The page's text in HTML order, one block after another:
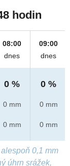
hodin
08:00
dnes
0 %
0 mm
0 mm
09:00
dnes
0 %
0 mm
0 mm
0,1 mm
úhrn srážek,